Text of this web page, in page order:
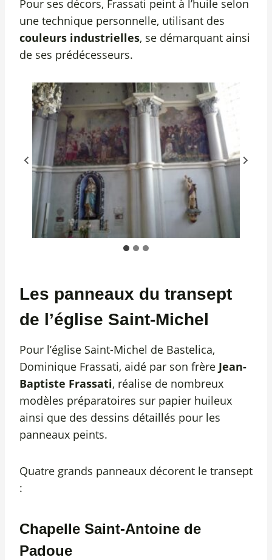
Pour ses décors, Frassati peint à l’huile selon
une technique personnelle, utilisant des
couleurs industrielles, se démarquant ainsi
de ses prédécesseurs.
Les panneaux du transept
de l’église Saint-Michel
Pour l’église Saint-Michel de Bastelica,
Dominique Frassati, aidé par son frère Jean-
Baptiste Frassati, réalise de nombreux
modèles préparatoires sur papier huileux
ainsi que des dessins détaillés pour les
panneaux peints.
Quatre grands panneaux décorent le transept
:
Chapelle Saint-Antoine de
Padoue